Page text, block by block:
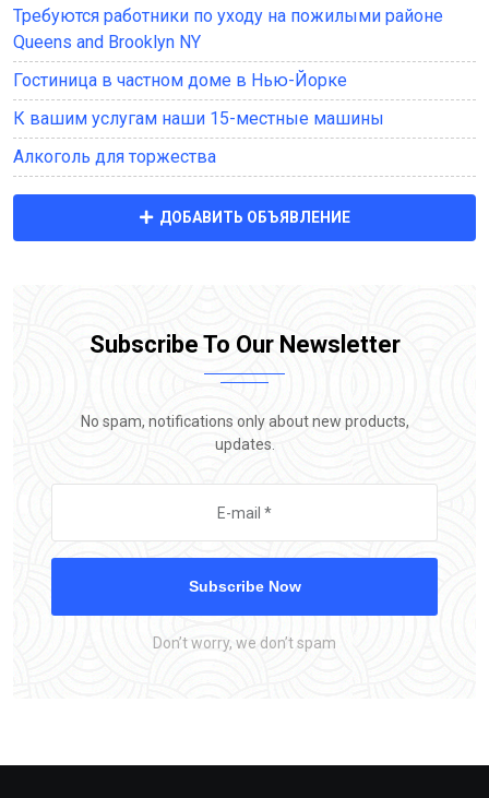
Требуются работники по уходу на пожилыми районе
Queens and Brooklyn NY
Гостиница в частном доме в Нью-Йорке
К вашим услугам наши 15-местные машины
Алкоголь для торжества
ДОБАВИТЬ ОБЪЯВЛЕНИЕ
Subscribe To Our Newsletter
No spam, notifications only about new products,
updates.
Subscribe Now
Don’t worry, we don’t spam